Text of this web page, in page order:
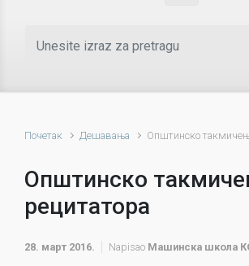
Почетак Дешавања Oпштинско
Oпштинско
рецитатора
28. март 2016. Napisao Машинска школа